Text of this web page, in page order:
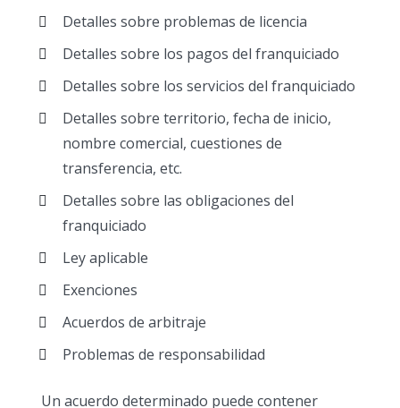
Detalles sobre problemas de licencia
Detalles sobre los pagos del franquiciado
Detalles sobre los servicios del franquiciado
Detalles sobre territorio, fecha de inicio,
nombre comercial, cuestiones de
transferencia, etc.
Detalles sobre las obligaciones del
franquiciado
Ley aplicable
Exenciones
Acuerdos de arbitraje
Problemas de responsabilidad
Un acuerdo determinado puede contener